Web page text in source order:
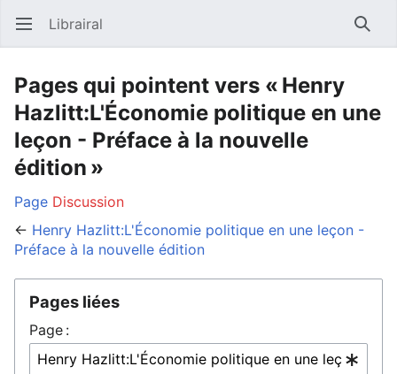
Ouvrir le menu principal Librairal
Pages qui pointent vers « Henry
Hazlitt:L'Économie politique en une
leçon - Préface à la nouvelle
édition »
Page Discussion
← Henry Hazlitt:L'Économie politique en une leçon -
Préface à la nouvelle édition
Pages liées
Page :